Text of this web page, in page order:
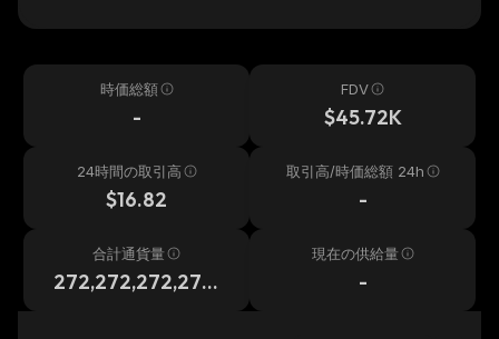
時価総額
-
FDV
$45.72K
24時間の取引高
$16.82
取引高/時価総額 24h
-
合計通貨量
272,272,272,272,
現在の供給量
-